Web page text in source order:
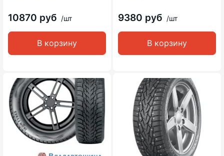
10870 руб /шт
В корзину
9380 руб /шт
В корзину